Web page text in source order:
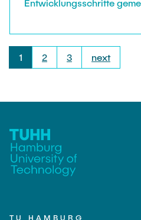
Entwicklungsschritte
besonderer Schwerpunkt
entwickelten
nachhaltige Strukturen für
Lernfabriken zu schaffen.
wir uns intensiv mit der
Interfaces für
beschäftigt, das künftig
fachlichen Diskussionen
1 2 3 next
TU HAMBURG